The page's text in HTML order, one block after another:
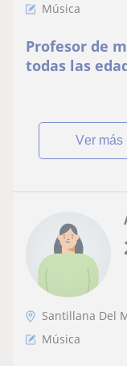
Música
Profesor de
todas las
ver más
Santillana Del
Música